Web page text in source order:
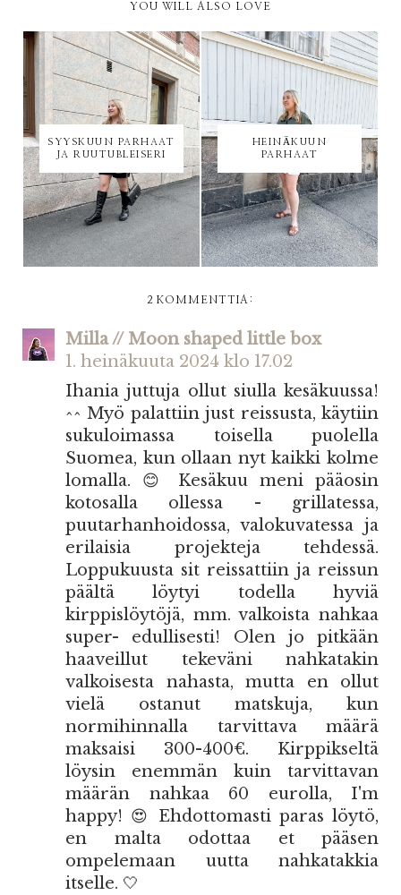
YOU WILL ALSO LOVE
SYYSKUUN PARHAAT
JA RUUTUBLEISERI
HEINÄKUUN
PARHAAT
2 KOMMENTTIA:
Milla // Moon shaped little box
1. heinäkuuta 2024 klo 17.02
Ihania juttuja ollut siulla kesäkuussa!
^^ Myö palattiin just reissusta, käytiin
sukuloimassa toisella puolella
Suomea, kun ollaan nyt kaikki kolme
lomalla. 😊 Kesäkuu meni pääosin
kotosalla ollessa - grillatessa,
puutarhanhoidossa, valokuvatessa ja
erilaisia projekteja tehdessä.
Loppukuusta sit reissattiin ja reissun
päältä löytyi todella hyviä
kirppislöytöjä, mm. valkoista nahkaa
super- edullisesti! Olen jo pitkään
haaveillut tekeväni nahkatakin
valkoisesta nahasta, mutta en ollut
vielä ostanut matskuja, kun
normihinnalla tarvittava määrä
maksaisi 300-400€. Kirppikseltä
löysin enemmän kuin tarvittavan
määrän nahkaa 60 eurolla, I'm
happy! 😍 Ehdottomasti paras löytö,
en malta odottaa et pääsen
ompelemaan uutta nahkatakkia
itselle. 🤍